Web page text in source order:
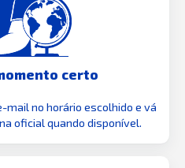
certo
mail no horário escolhido e vá
oficial quando disponível.